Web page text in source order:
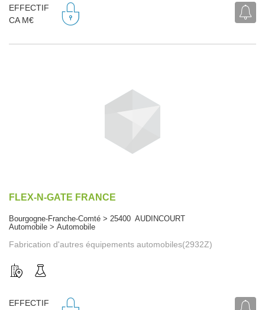
EFFECTIF
CA M€
FLEX-N-GATE FRANCE
Bourgogne-Franche-Comté > 25400 AUDINCOURT
Automobile > Automobile
Fabrication d'autres équipements automobiles(2932Z)
EFFECTIF